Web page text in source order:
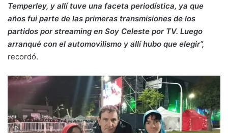
Temperley, y allí tuve una faceta periodística, ya que
años fui parte de las primeras transmisiones de los
partidos por streaming en Soy Celeste por TV. Luego
arranqué con el automovilismo y allí hubo que elegir”,
recordó.